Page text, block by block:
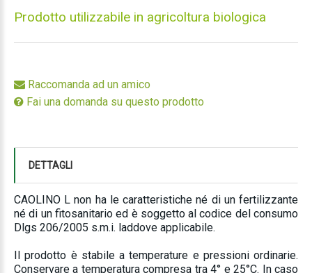
Prodotto utilizzabile in agricoltura biologica
Raccomanda ad un amico
Fai una domanda su questo prodotto
DETTAGLI
CAOLINO L non ha le caratteristiche né di un fertilizzante
né di un fitosanitario ed è soggetto al codice del consumo
Dlgs 206/2005 s.m.i. laddove applicabile.
Il prodotto è stabile a temperature e pressioni ordinarie.
Conservare a temperatura compresa tra 4° e 25°C. In caso